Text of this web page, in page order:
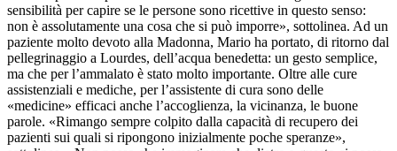
sensibilità per capire se le persone sono ricettive in questo senso:
non è assolutamente una cosa che si può imporre», sottolinea. Ad un
paziente molto devoto alla Madonna, Mario ha portato, di ritorno dal
pellegrinaggio a Lourdes, dell’acqua benedetta: un gesto semplice,
ma che per l’ammalato è stato molto importante. Oltre alle cure
assistenziali e mediche, per l’assistente di cura sono delle
«medicine» efficaci anche l’accoglienza, la vicinanza, le buone
parole. «Rimango sempre colpito dalla capacità di recupero dei
pazienti sui quali si ripongono inizialmente poche speranze»,